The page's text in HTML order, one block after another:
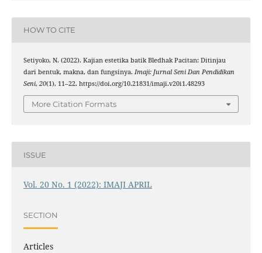
HOW TO CITE
Setiyoko, N. (2022). Kajian estetika batik Bledhak Pacitan: Ditinjau
dari bentuk, makna, dan fungsinya. Imaji: Jurnal Seni Dan Pendidikan
Seni, 20(1), 11–22. https://doi.org/10.21831/imaji.v20i1.48293
More Citation Formats
ISSUE
Vol. 20 No. 1 (2022): IMAJI APRIL
SECTION
Articles